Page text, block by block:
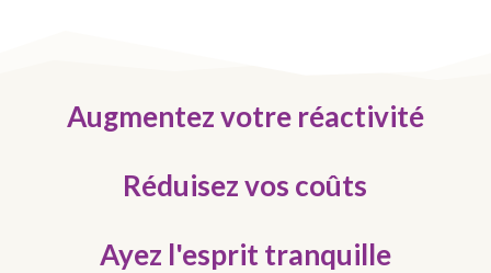
Augmentez votre réactivité
Réduisez vos coûts
Ayez l'esprit tranquille